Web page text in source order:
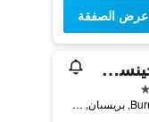
عرض الصفقة
حياة ريجينسي بريباين
33 Burnett Lane, بريسبان, QLD, أستراليا